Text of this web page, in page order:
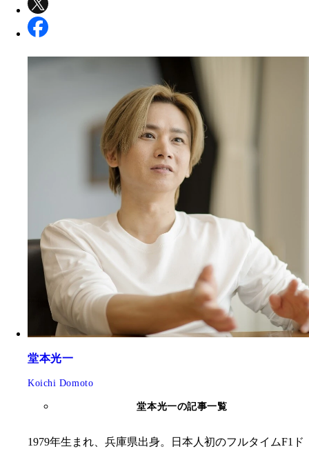
堂本光一
Koichi Domoto
堂本光一の記事一覧
1979年生まれ、兵庫県出身。日本人初のフルタイムF1ド